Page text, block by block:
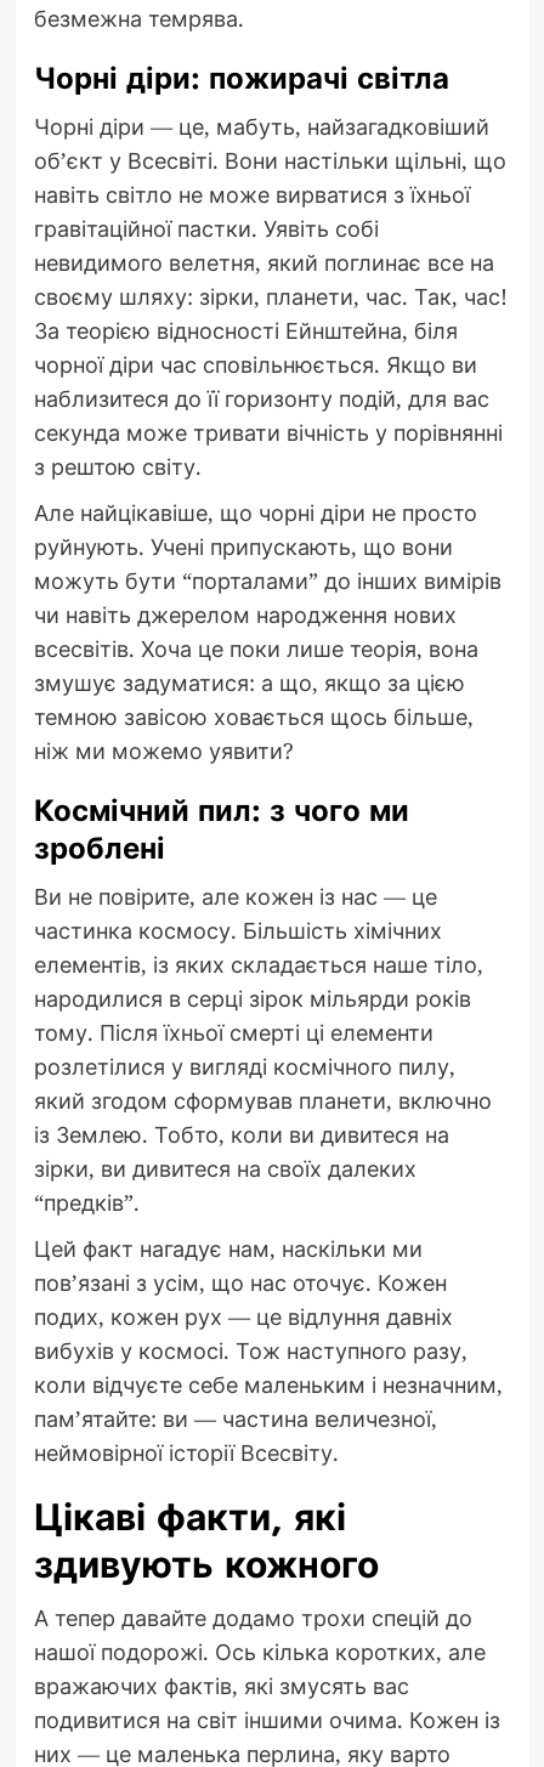
безмежна темрява.
Чорні діри: пожирачі світла
Чорні діри — це, мабуть, найзагадковіший
об’єкт у Всесвіті. Вони настільки щільні, що
навіть світло не може вирватися з їхньої
гравітаційної пастки. Уявіть собі
невидимого велетня, який поглинає все на
своєму шляху: зірки, планети, час. Так, час!
За теорією відносності Ейнштейна, біля
чорної діри час сповільнюється. Якщо ви
наблизитеся до її горизонту подій, для вас
секунда може тривати вічність у порівнянні
з рештою світу.
Але найцікавіше, що чорні діри не просто
руйнують. Учені припускають, що вони
можуть бути “порталами” до інших вимірів
чи навіть джерелом народження нових
всесвітів. Хоча це поки лише теорія, вона
змушує задуматися: а що, якщо за цією
темною завісою ховається щось більше,
ніж ми можемо уявити?
Космічний пил: з чого ми
зроблені
Ви не повірите, але кожен із нас — це
частинка космосу. Більшість хімічних
елементів, із яких складається наше тіло,
народилися в серці зірок мільярди років
тому. Після їхньої смерті ці елементи
розлетілися у вигляді космічного пилу,
який згодом сформував планети, включно
із Землею. Тобто, коли ви дивитеся на
зірки, ви дивитеся на своїх далеких
“предків”.
Цей факт нагадує нам, наскільки ми
пов’язані з усім, що нас оточує. Кожен
подих, кожен рух — це відлуння давніх
вибухів у космосі. Тож наступного разу,
коли відчуєте себе маленьким і незначним,
пам’ятайте: ви — частина величезної,
неймовірної історії Всесвіту.
Цікаві факти, які
здивують кожного
А тепер давайте додамо трохи спецій до
нашої подорожі. Ось кілька коротких, але
вражаючих фактів, які змусять вас
подивитися на світ іншими очима. Кожен із
них — це маленька перлина, яку варто